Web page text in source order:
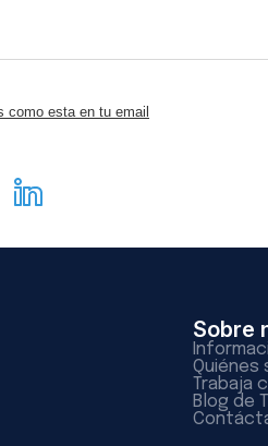
como esta en tu email
Sobre
Quiénes
Trabaja
Blog de